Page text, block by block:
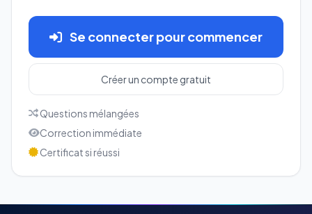
Se connecter pour commencer
Créer un compte gratuit
Questions mélangées
Correction immédiate
Certificat si réussi